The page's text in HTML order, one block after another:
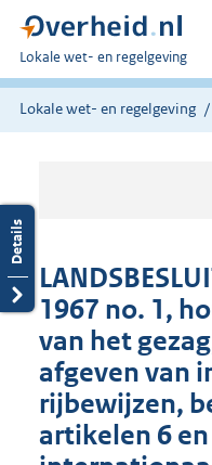
U
bent
hier:
Lokale wet- en regelgeving
Lokale wet- en regelgeving
1967 no. 1,
van het
afgeven van
rijbewijzen,
artikelen 6